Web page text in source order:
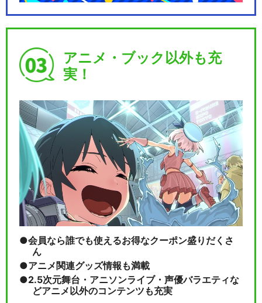
アニメ・ブック以外も充
実！
会員なら誰でも使えるお得なクーポン盛りだくさ
ん
アニメ関連グッズ情報も満載
2.5次元舞台・アニソンライブ・声優バラエティな
どアニメ以外のコンテンツも充実